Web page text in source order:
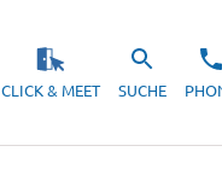
CLICK & MEET SUCHE